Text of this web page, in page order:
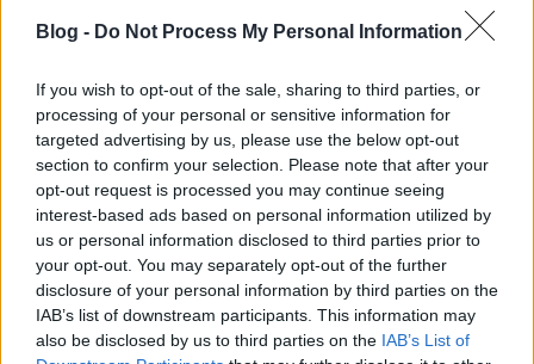
Blog - Do Not Process My Personal Information
If you wish to opt-out of the sale, sharing to third parties, or
processing of your personal or sensitive information for
targeted advertising by us, please use the below opt-out
section to confirm your selection. Please note that after your
opt-out request is processed you may continue seeing
interest-based ads based on personal information utilized by
us or personal information disclosed to third parties prior to
your opt-out. You may separately opt-out of the further
disclosure of your personal information by third parties on the
IAB’s list of downstream participants. This information may
also be disclosed by us to third parties on the IAB’s List of
megsüti.Az eredménnyel kapcsolatos szokásos